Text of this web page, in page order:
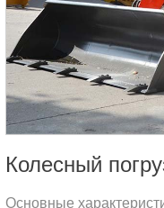
Колесный
Основные